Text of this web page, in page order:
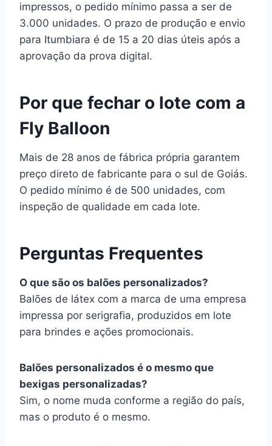
impressos, o pedido mínimo passa a ser de
3.000 unidades. O prazo de produção e envio
para Itumbiara é de 15 a 20 dias úteis após a
aprovação da prova digital.
Por que fechar o lote com a
Fly Balloon
Mais de 28 anos de fábrica própria garantem
preço direto de fabricante para o sul de Goiás.
O pedido mínimo é de 500 unidades, com
inspeção de qualidade em cada lote.
Perguntas Frequentes
O que são os balões personalizados?
Balões de látex com a marca de uma empresa
impressa por serigrafia, produzidos em lote
para brindes e ações promocionais.
Balões personalizados é o mesmo que
bexigas personalizadas?
Sim, o nome muda conforme a região do país,
mas o produto é o mesmo.